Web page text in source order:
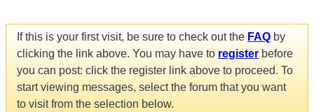
If this is your first visit, be sure to check out the FAQ by
clicking the link above. You may have to register before
you can post: click the register link above to proceed. To
start viewing messages, select the forum that you want
to visit from the selection below.